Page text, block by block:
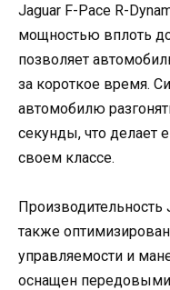
Jaguar F-Pace R-
мощностью вплоть
позволяет
за короткое время.
автомобилю
секунды, что делает
своем классе.
Производительность
также
управляемости и
оснащен